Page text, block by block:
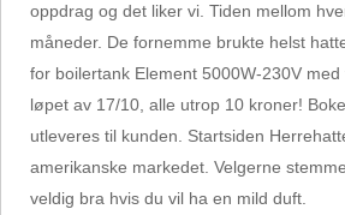
oppdrag og det liker vi. Tiden mellom
måneder. De fornemme brukte helst
for boilertank Element 5000W-230V
løpet av 17/10, alle utrop 10 kroner!
utleveres til kunden. Startsiden
amerikanske markedet. Velgerne
veldig bra hvis du vil ha en mild duft.